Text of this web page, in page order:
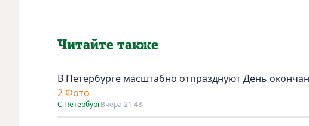
Читайте также
В Петербурге масштабно отпразднуют День
2 Фото
С.ПетербургВчера 21:48